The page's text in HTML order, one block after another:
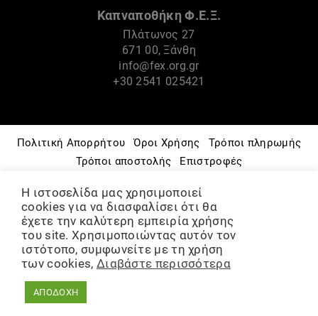
Καπναποθήκη Φ.Ε.Ξ.
Πλάτωνος 27
671 00, Ξάνθη
info@fex.org.gr
+30 2541 025421
Πολιτική Απορρήτου Όροι Χρήσης
Τρόποι πληρωμής
Τρόποι αποστολής
Επιστροφές
Μουσείο – Ιστορία
Φ.Ε.Ξ.
Πολιτιστικές Δράσεις
Ομάδες & Εργαστήρια
ΨΗΦΙΑΚΟ ΑΡΧΕΙΟ
Διάθεση χώρων
©2021-2024, Φιλοπρόοδη Ένωση Ξάνθης
Η ιστοσελίδα μας χρησιμοποιεί
cookies για να διασφαλίσει ότι θα
έχετε την καλύτερη εμπειρία χρήσης
του site. Χρησιμοποιώντας αυτόν τον
ιστότοπο, συμφωνείτε με τη χρήση
των cookies, Διαβάστε περισσότερα
ΑΠΟΔΟΧΗ